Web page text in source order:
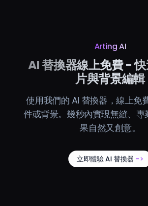
Arting AI
AI 替換器線上免費 -
片與背景編輯
使用我們的 AI 替換器，線上免
件或背景。幾秒內實現無縫、專
果自然又創意。
立即體驗 AI 替換器 ->